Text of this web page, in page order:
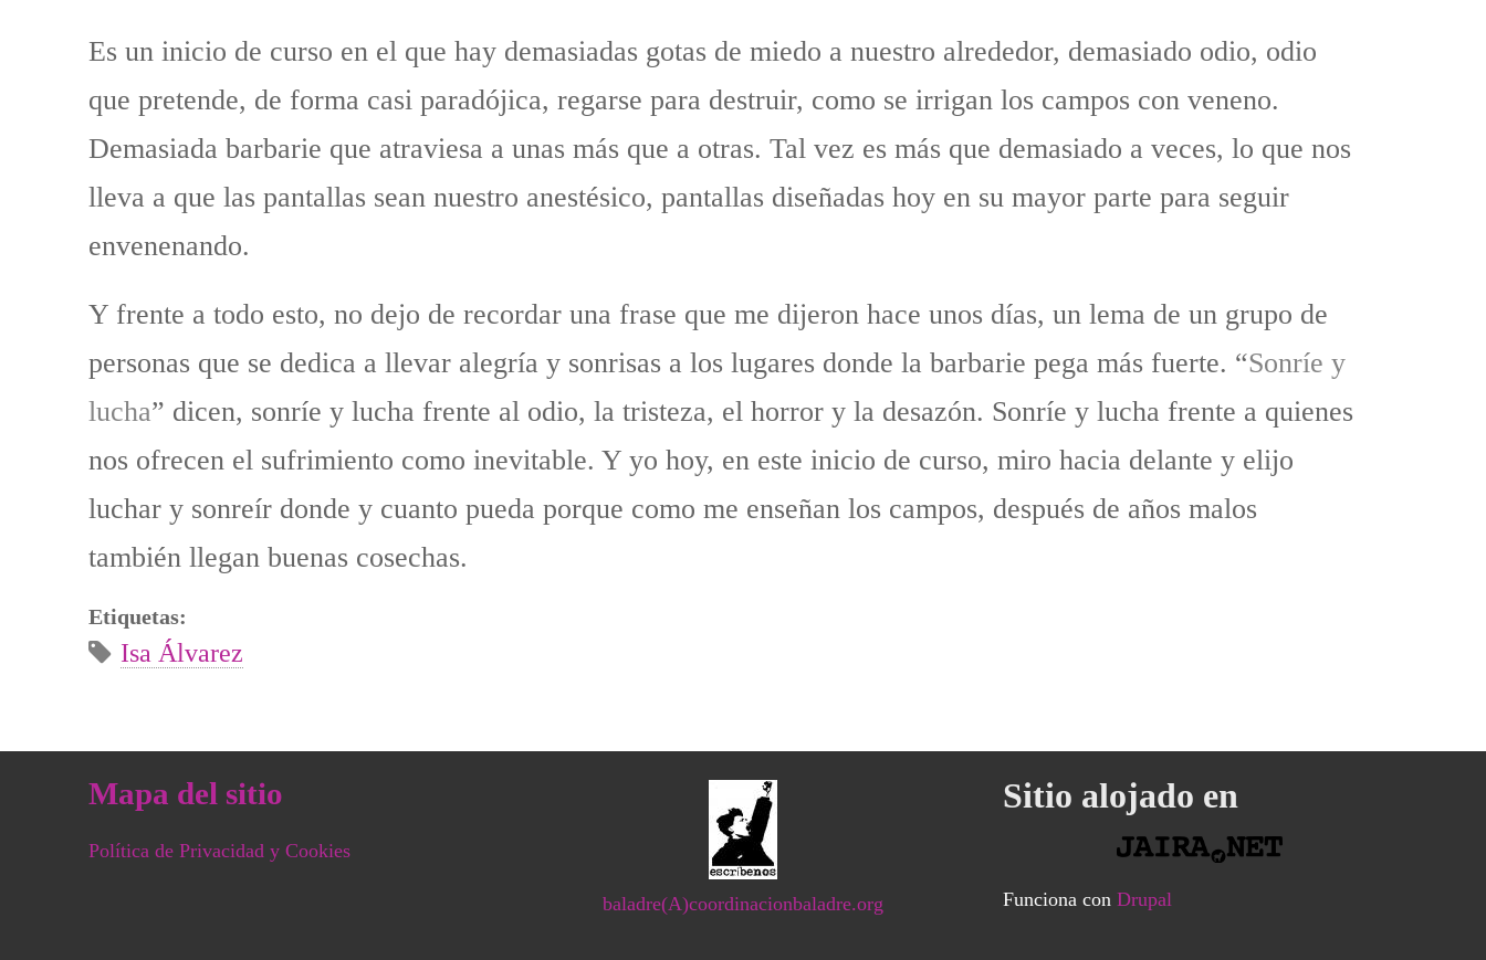
Es un inicio de curso en el que hay demasiadas gotas de miedo a nuestro alrededor, demasiado odio, odio
que pretende, de forma casi paradójica, regarse para destruir, como se irrigan los campos con veneno.
Demasiada barbarie que atraviesa a unas más que a otras. Tal vez es más que demasiado a veces, lo que nos
lleva a que las pantallas sean nuestro anestésico, pantallas diseñadas hoy en su mayor parte para seguir
envenenando.
Y frente a todo esto, no dejo de recordar una frase que me dijeron hace unos días, un lema de un grupo de
personas que se dedica a llevar alegría y sonrisas a los lugares donde la barbarie pega más fuerte. “Sonríe y
lucha” dicen, sonríe y lucha frente al odio, la tristeza, el horror y la desazón. Sonríe y lucha frente a quienes
nos ofrecen el sufrimiento como inevitable. Y yo hoy, en este inicio de curso, miro hacia delante y elijo
luchar y sonreír donde y cuanto pueda porque como me enseñan los campos, después de años malos
también llegan buenas cosechas.
Etiquetas:
Isa Álvarez
Mapa del sitio
Política de Privacidad y Cookies
baladre(A)coordinacionbaladre.org
Sitio alojado en
Funciona con Drupal